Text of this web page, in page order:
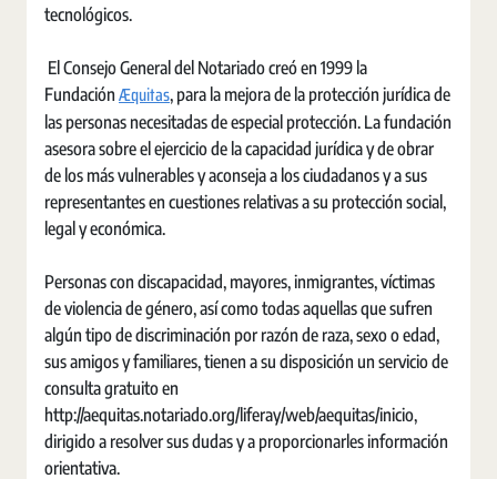
tecnológicos.
El Consejo General del Notariado creó en 1999 la
Fundación Æquitas, para la mejora de la protección jurídica de
las personas necesitadas de especial protección. La fundación
asesora sobre el ejercicio de la capacidad jurídica y de obrar
de los más vulnerables y aconseja a los ciudadanos y a sus
representantes en cuestiones relativas a su protección social,
legal y económica.
Personas con discapacidad, mayores, inmigrantes, víctimas
de violencia de género, así como todas aquellas que sufren
algún tipo de discriminación por razón de raza, sexo o edad,
sus amigos y familiares, tienen a su disposición un servicio de
consulta gratuito en
http://aequitas.notariado.org/liferay/web/aequitas/inicio,
dirigido a resolver sus dudas y a proporcionarles información
orientativa.